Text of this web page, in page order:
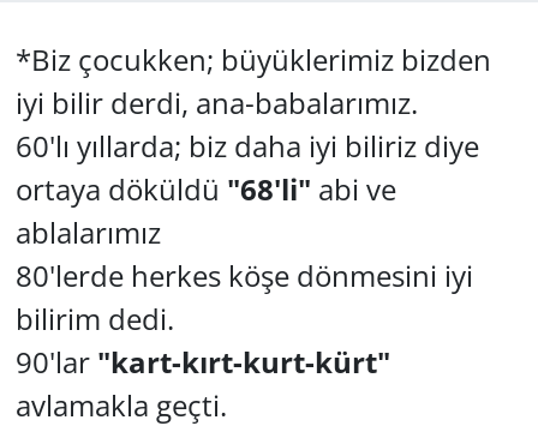
*Biz çocukken; büyüklerimiz bizden
iyi bilir derdi, ana-babalarımız.
60'lı yıllarda; biz daha iyi biliriz diye
ortaya döküldü "68'li" abi ve
ablalarımız
80'lerde herkes köşe dönmesini iyi
bilirim dedi.
90'lar "kart-kırt-kurt-kürt"
avlamakla geçti.
GÜNDEM
HABERDE İNSAN
KÜLTÜR SANAT
MAGAZİN
POLİTİKA
RESMİ İLANLAR